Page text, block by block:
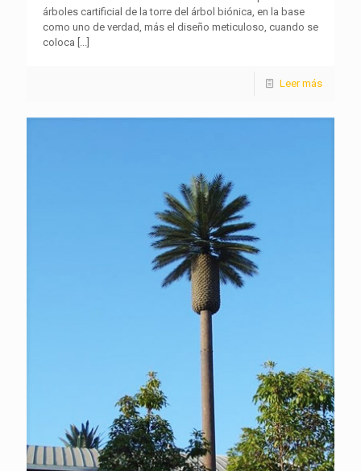
árboles cartificial de la torre del árbol biónica, en la base
como uno de verdad, más el diseño meticuloso, cuando se
coloca [...]
Leer más